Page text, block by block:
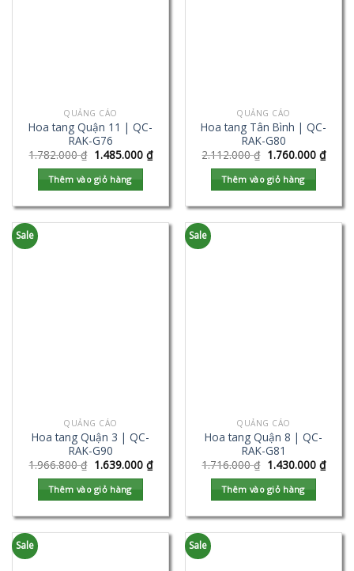
QUẢNG CÁO
Hoa tang Quận 11 | QC-
RAK-G76
1.782.000₫ 1.485.000 ₫
Thêm vào giỏ hàng
QUẢNG CÁO
Hoa tang Tân Bình | QC-
RAK-G80
2.112.000₫ 1.760.000 ₫
Thêm vào giỏ hàng
Sale
QUẢNG CÁO
Hoa tang Quận 3 | QC-
RAK-G90
1.966.800₫ 1.639.000 ₫
Thêm vào giỏ hàng
Sale
QUẢNG CÁO
Hoa tang Quận 8 | QC-
RAK-G81
1.716.000₫ 1.430.000 ₫
Thêm vào giỏ hàng
Sale Sale